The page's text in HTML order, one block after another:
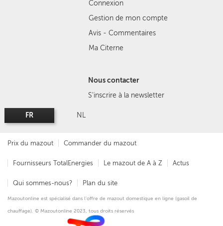
Connexion
Gestion de mon compte
Avis - Commentaires
Ma Citerne
Nous contacter
S'inscrire à la newsletter
FR NL
Prix du mazout Commander du mazout
Fournisseurs TotalEnergies Le mazout de A à Z Actus
Qui sommes-nous? Plan du site
Mazoutonline est spécialisé dans l'offre de mazout domestique en ligne (gasoil de
chauffage). © Mazoutonline 2023, tous droits réservés